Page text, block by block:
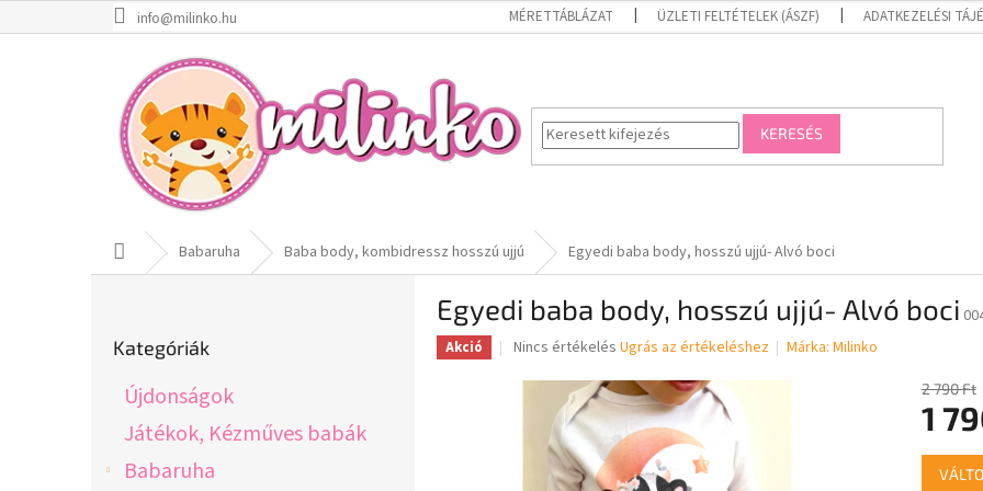
a
info@milinko.hu MÉRETTÁBLÁZAT ÜZLETI FELTÉTELEK (ÁSZF) ADATKEZELÉSI
KERESÉS
KezdőlapBabaruha Baba body, kombidressz hosszú ujjú Egyedi baba body, hosszú ujjú- Alvó boci
átugrása
Kategóriák
Újdonságok
Játékok, Kézműves babák
Babaruha
Egyedi baba body, hosszú ujjú- Alvó boci
Akció
A
átlagos
értékelése
Nincs értékelés Ugrás az értékeléshez Márka:Milinko
2 790 Ft
1